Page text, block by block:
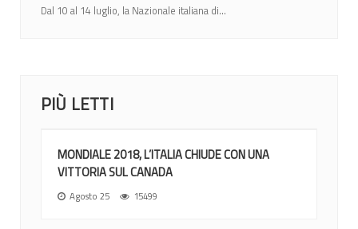
Dal 10 al 14 luglio, la Nazionale italiana di...
PIÙ LETTI
MONDIALE 2018, L’ITALIA CHIUDE CON UNA
VITTORIA SUL CANADA
Agosto 25 15499